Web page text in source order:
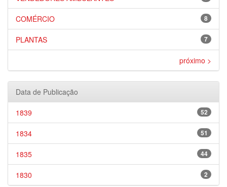
8
COMÉRCIO
7
PLANTAS
próximo >
Data de Publicação
52
1839
51
1834
44
1835
2
1830